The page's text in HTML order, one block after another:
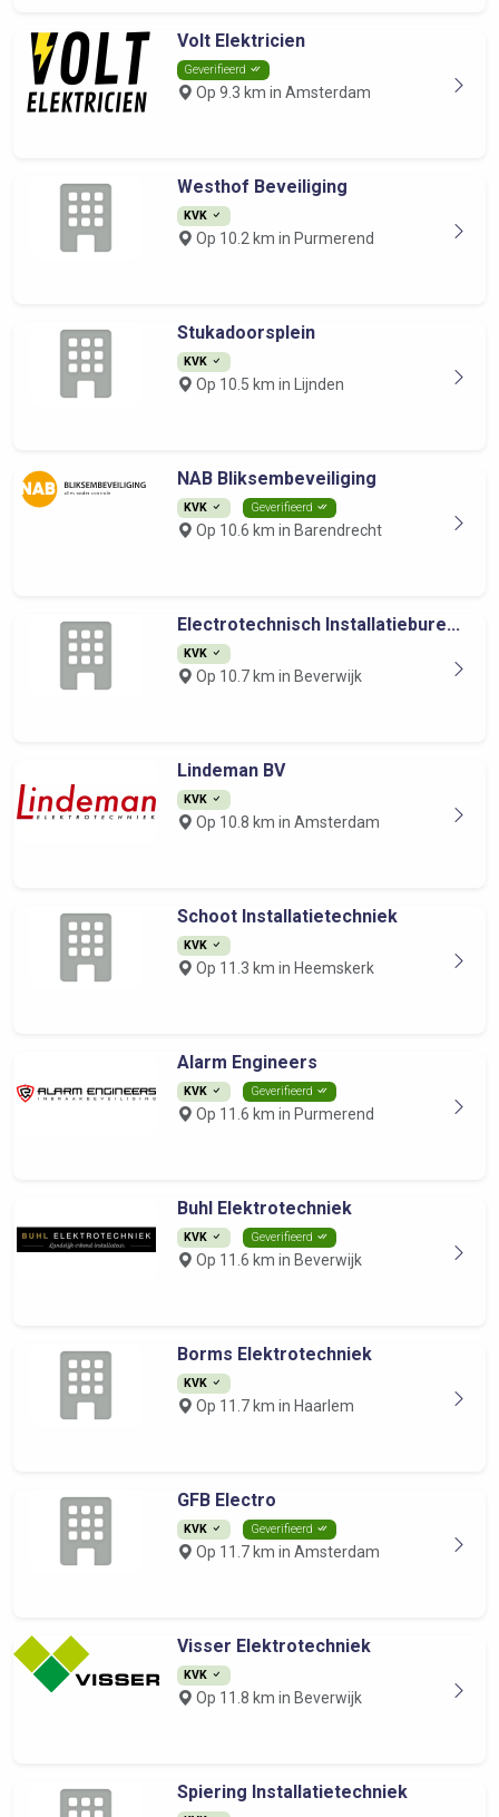
Volt Elektricien
Geverifieerd
Op 9.3 km in Amsterdam
Westhof Beveiliging
KVK
Op 10.2 km in Purmerend
Stukadoorsplein
KVK
Op 10.5 km in Lijnden
NAB Bliksembeveiliging
KVK Geverifieerd
Op 10.6 km in Barendrecht
Electrotechnisch Installatiebure...
KVK
Op 10.7 km in Beverwijk
Lindeman BV
KVK
Op 10.8 km in Amsterdam
Schoot Installatietechniek
KVK
Op 11.3 km in Heemskerk
Alarm Engineers
KVK Geverifieerd
Op 11.6 km in Purmerend
Buhl Elektrotechniek
KVK Geverifieerd
Op 11.6 km in Beverwijk
Borms Elektrotechniek
KVK
Op 11.7 km in Haarlem
GFB Electro
KVK Geverifieerd
Op 11.7 km in Amsterdam
Visser Elektrotechniek
KVK
Op 11.8 km in Beverwijk
Spiering Installatietechniek